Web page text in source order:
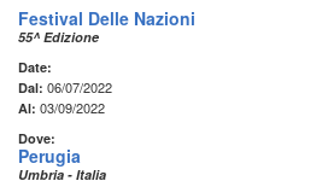
Festival Delle Nazioni
55^ Edizione
Date:
Dal: 06/07/2022
Al: 03/09/2022
Dove:
Perugia
Umbria - Italia